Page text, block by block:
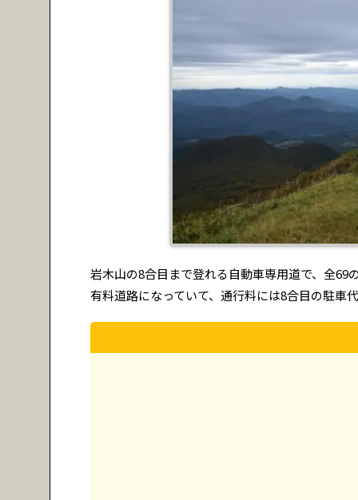
岩木山の8合目まで登れる自動車専用道で、全69
有料道路になっていて、通行料には8合目の駐車